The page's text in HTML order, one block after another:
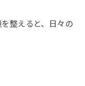
整えると、日々の